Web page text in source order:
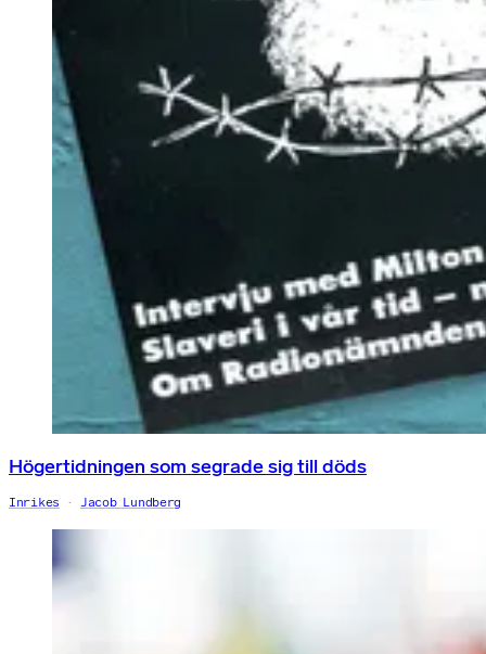
Högertidningen som segrade sig till döds
Inrikes Jacob Lundberg